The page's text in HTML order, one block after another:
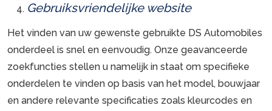
Gebruiksvriendelijke website
Het vinden van uw gewenste gebruikte DS Automobiles
onderdeel is snel en eenvoudig. Onze geavanceerde
zoekfuncties stellen u namelijk in staat om specifieke
onderdelen te vinden op basis van het model, bouwjaar
en andere relevante specificaties zoals kleurcodes en